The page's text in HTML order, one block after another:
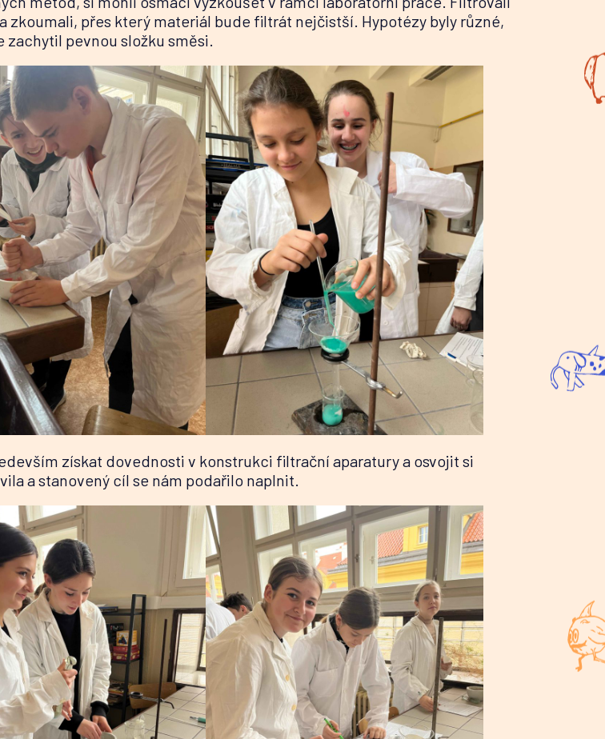
přes který materiál bude filtrát nejčistší. Hypotézy byly různé,
pevnou složku směsi.
získat dovednosti v konstrukci filtrační aparatury a osvojit si
a stanovený cíl se nám podařilo naplnit.